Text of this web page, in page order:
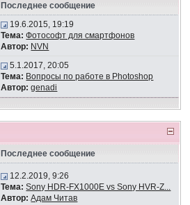
Последнее сообщение
19.6.2015, 19:19
Тема: Фотософт для смартфонов
Автор: NVN
5.1.2017, 20:05
Тема: Вопросы по работе в Photoshop
Автор: genadi
Последнее сообщение
12.2.2019, 9:26
Тема: Sony HDR-FX1000E vs Sony HVR-Z...
Автор: Адам Читав